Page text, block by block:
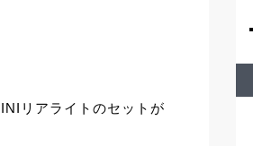
リアライトのセットが